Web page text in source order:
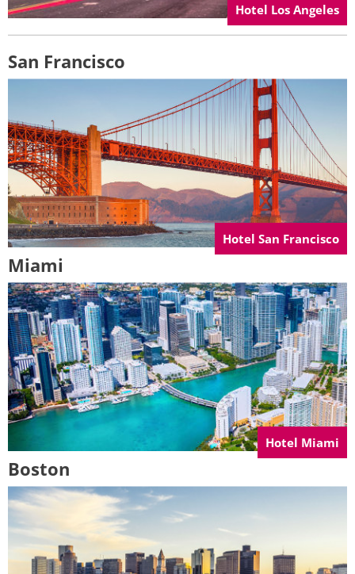
Hotel Los Angeles
San Francisco
Hotel San Francisco
Miami
Hotel Miami
Boston